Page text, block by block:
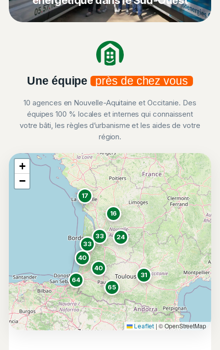
Une équipe près de chez vous
10 agences en Nouvelle-Aquitaine et Occitanie. Des
équipes 100 % locales et internes qui connaissent
votre bâti, les règles d’urbanisme et les aides de votre
région.
17
16
24
33
33
40
40
64
65
31
+
−
Leaflet | © OpenStreetMap